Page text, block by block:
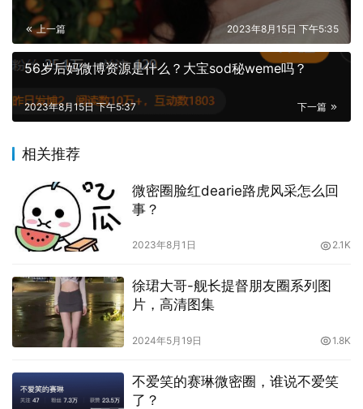
此外，刘雅萌 微密圈
付费内容也曝光，不少网友分享出来的
白皙的肌肤，似乎不太像南方的女生。然而，如今年轻人越
来越能够接受这样的美丽，我相信很多人都会跟我一样感受
到这一点。刘雅萌weme照片作品中经常能看见她穿着打扮
很像个学生，她穿的上衣也确实是某个学校的校服。如果有
这样一位学妹存在的话，我相信很多人都愿意拼命去上学。
她用双手拉着衣服的下摆，努力往下拉，想要遮住一些东
西。侧面可以隐约看到她的小肚子上有一个纹身，这个纹身
是为了谁而做的，我不得而知。
作品集地址：【传送门】♠点击传送门，更多
COSER邀您一起欣赏更精彩的COSPLAY！
上一篇 2023年8月15日 下午5:35
56岁后妈微博资源是什么？大宝sod秘weme吗？
下一篇
2023年8月15日 下午5:37
相关推荐
微密圈脸红dearie路虎风采怎么回
事？
2023年8月1日 2.1K
徐珺大哥-舰长提督朋友圈系列图
片，高清图集
2024年5月19日 1.8K
不爱笑的赛琳微密圈，谁说不爱笑
了？